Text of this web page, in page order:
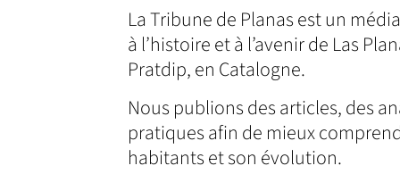
La Tribune de Planas est un
à l’histoire et à l’avenir de Las
Pratdip, en Catalogne.
Nous publions des articles, des
pratiques afin de mieux
habitants et son évolution.